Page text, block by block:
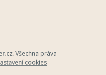
. Všechna práva
cookies